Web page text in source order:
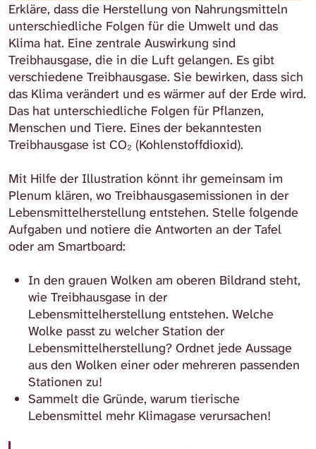
Erkläre, dass die Herstellung von Nahrungsmitteln
unterschiedliche Folgen für die Umwelt und das
Klima hat. Eine zentrale Auswirkung sind
Treibhausgase, die in die Luft gelangen. Es gibt
verschiedene Treibhausgase. Sie bewirken, dass sich
das Klima verändert und es wärmer auf der Erde wird.
Das hat unterschiedliche Folgen für Pflanzen,
Menschen und Tiere. Eines der bekanntesten
Treibhausgase ist CO₂ (Kohlenstoffdioxid).
Mit Hilfe der Illustration könnt ihr gemeinsam im
Plenum klären, wo Treibhausgasemissionen in der
Lebensmittelherstellung entstehen. Stelle folgende
Aufgaben und notiere die Antworten an der Tafel
oder am Smartboard:
In den grauen Wolken am oberen Bildrand steht,
wie Treibhausgase in der
Lebensmittelherstellung entstehen. Welche
Wolke passt zu welcher Station der
Lebensmittelherstellung? Ordnet jede Aussage
aus den Wolken einer oder mehreren passenden
Stationen zu!
Sammelt die Gründe, warum tierische
Lebensmittel mehr Klimagase verursachen!